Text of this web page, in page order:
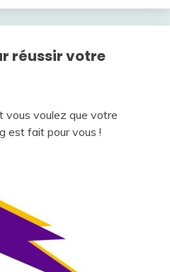
réussir votre
vous voulez que votre
est fait pour vous !